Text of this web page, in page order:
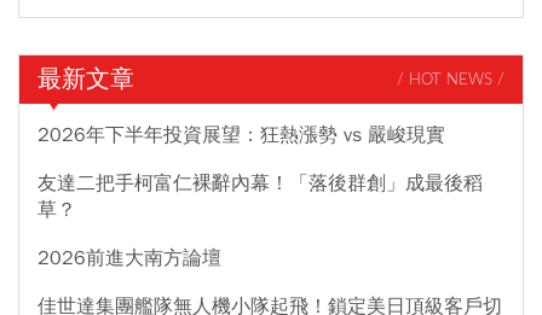
最新文章 / HOT NEWS /
2026年下半年投資展望：狂熱漲勢 vs 嚴峻現實
友達二把手柯富仁裸辭內幕！「落後群創」成最後稻
草？
2026前進大南方論壇
佳世達集團艦隊無人機小隊起飛！鎖定美日頂級客戶切